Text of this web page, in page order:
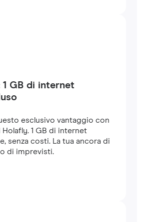
GB di internet
esclusivo vantaggio con
1 GB di internet
senza costi. La tua ancora di
di imprevisti.